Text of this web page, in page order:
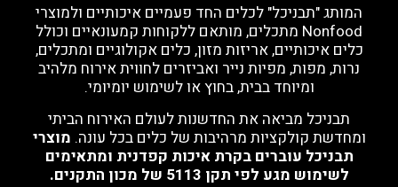
המותג "תבניכל" לכלים החד פעמיים איכותיים ולמוצרי
Nonfood מתכלים, מותאם ללקוחות קמעונאיים וכולל
כלים איכותיים, אריזות מזון, כלים אקולוגיים ומתכלים,
נרות, מפות, מפיות נייר ואביזרים לחווית אירוח מלהיב
ומיוחד בבית, בחוץ או לשימוש יומיומי.
תבניכל מביאה את החדשנות לעולם האירוח הביתי
ומחדשת קולקציות מרהיבות של כלים בכל עונה. מוצרי
תבניכל עוברים בקרת איכות קפדנית ומתאימים
לשימוש מגע לפי תקן 5113 של מכון התקנים.